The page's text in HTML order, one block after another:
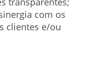
com os
clientes e/ou